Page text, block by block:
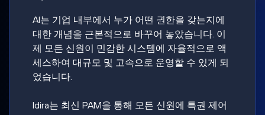
AI는 기업 내부에서 누가 어떤 권한을 갖는지에
대한 개념을 근본적으로 바꾸어 놓았습니다. 이
제 모든 신원이 민감한 시스템에 자율적으로 액
세스하여 대규모 및 고속으로 운영할 수 있게 되
었습니다.
Idira는 최신 PAM을 통해 모든 신원에 특권 제어